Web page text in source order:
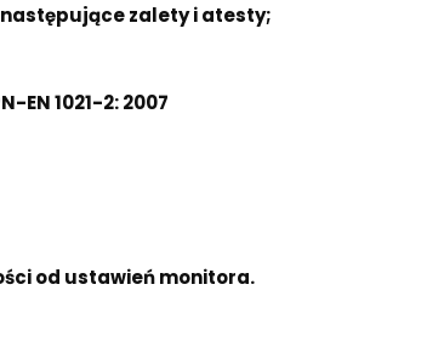
zalety i atesty;
EN 1021-2: 2007
od ustawień monitora.